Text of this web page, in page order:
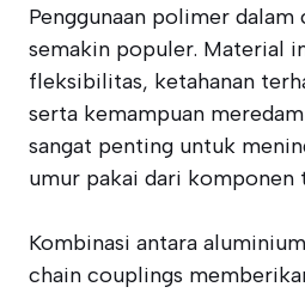
Penggunaan polimer
semakin populer. Material
fleksibilitas, ketahanan
serta kemampuan
sangat penting untuk
umur pakai dari komponen
Kombinasi antara
chain couplings